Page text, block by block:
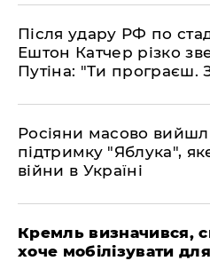
Після удару РФ по
Ештон Катчер різко
Путіна: "Ти програєш.
Росіяни масово
підтримку "Яблука",
війни в Україні
Кремль визначився,
хоче мобілізувати